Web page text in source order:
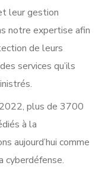
leur gestion
notre expertise afin
de leurs
services qu’ils
plus de 3700
à la
aujourd’hui comme
cyberdéfense.